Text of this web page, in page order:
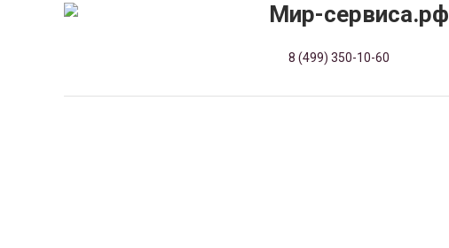
Мир-сервиса.рф
8 (499) 350-10-60